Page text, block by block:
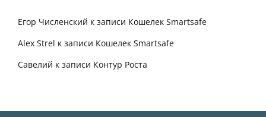
Егор Численский к записи Кошелек Smartsafe
Alex Strel к записи Кошелек Smartsafe
Савелий к записи Контур Роста